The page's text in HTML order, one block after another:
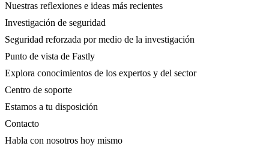
Nuestras reflexiones e ideas más recientes
Investigación de seguridad
Seguridad reforzada por medio de la investigación
Punto de vista de Fastly
Explora conocimientos de los expertos y del sector
Centro de soporte
Estamos a tu disposición
Contacto
Habla con nosotros hoy mismo